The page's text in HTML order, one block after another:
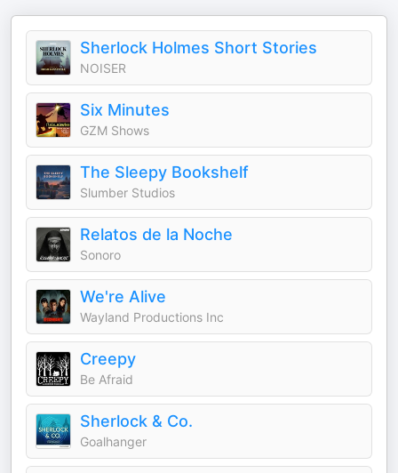
Sherlock Holmes Short Stories
NOISER
Six Minutes
GZM Shows
The Sleepy Bookshelf
Slumber Studios
Relatos de la Noche
Sonoro
We're Alive
Wayland Productions Inc
Creepy
Be Afraid
Sherlock & Co.
Goalhanger